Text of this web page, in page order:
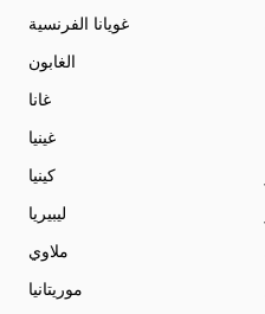
غويانا الفرنسية
الغابون
غانا
غينيا
كينيا
ليبيريا
ملاوي
موريتانيا